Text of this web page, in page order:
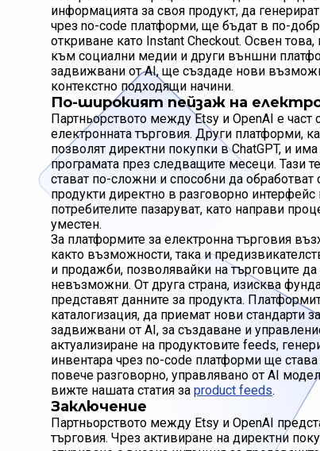
информацията за своя продукт, да
чрез no-code платформи, ще бъдат в по-
откриване като Instant Checkout. Освен
към социални медии и други външни
задвижвани от AI, ще създаде нови
контекстно подходящи начини.
По-широкият пейзаж на
Партньорството между Etsy и OpenAI е
електронната търговия. Други платформи,
позволят директни покупки в ChatGPT, и
програмата през следващите месеци. Тази
стават по-сложни и способни да
продукти директно в разговорно
потребителите пазаруват, като направи
уместен.
За платформите за електронна търговия
както възможности, така и
и продажби, позволявайки на търговците
невъзможни. От друга страна, изисква
представят данните за продукта.
каталогизация, да приемат нови стандарти
задвижвани от AI, за създаване и
актуализиране на продуктовите feeds,
инвентара чрез no-code платформи ще
повече разговорно, управлявано от AI
вижте нашата статия за product feeds.
Заключение
Партньорството между Etsy и OpenAI
търговия. Чрез активиране на директни